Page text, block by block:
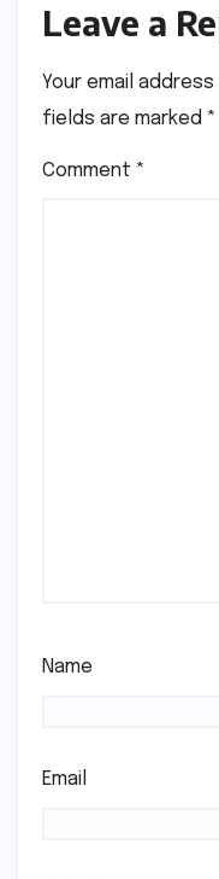
Leave a
Your email
fields are marked *
Comment *
Name
Email